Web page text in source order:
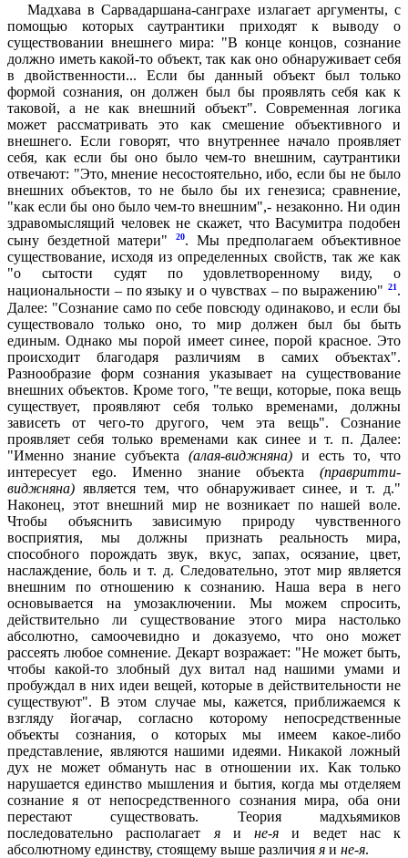
Мадхава в Сарвадаршана-санграхе излагает аргументы, с
помощью которых саутрантики приходят к выводу о
существовании внешнего мира: "В конце концов, сознание
должно иметь какой-то объект, так как оно обнаруживает себя
в двойственности... Если бы данный объект был только
формой сознания, он должен был бы проявлять себя как к
таковой, а не как внешний объект". Современная логика
может рассматривать это как смешение объективного и
внешнего. Если говорят, что внутреннее начало проявляет
себя, как если бы оно было чем-то внешним, саутрантики
отвечают: "Это, мнение несостоятельно, ибо, если бы не было
внешних объектов, то не было бы их генезиса; сравнение,
"как если бы оно было чем-то внешним",- незаконно. Ни один
здравомыслящий человек не скажет, что Васумитра подобен
сыну бездетной матери"
20. Мы предполагаем объективное
существование, исходя из определенных свойств, так же как
"о сытости судят по удовлетворенному виду, о
национальности – по языку и о чувствах – по выражению" 21.
Далее: "Сознание само по себе повсюду одинаково, и если бы
существовало только оно, то мир должен был бы быть
единым. Однако мы порой имеет синее, порой красное. Это
происходит благодаря различиям в самих объектах".
Разнообразие форм сознания указывает на существование
внешних объектов. Кроме того, "те вещи, которые, пока вещь
существует, проявляют себя только временами, должны
зависеть от чего-то другого, чем эта вещь". Сознание
проявляет себя только временами как синее и т. п. Далее:
"Именно знание субъекта (алая-виджняна) и есть то, что
интересует ego. Именно знание объекта (правритти-
виджняна) является тем, что обнаруживает синее, и т. д."
Наконец, этот внешний мир не возникает по нашей воле.
Чтобы объяснить зависимую природу чувственного
восприятия, мы должны признать реальность мира,
способного порождать звук, вкус, запах, осязание, цвет,
наслаждение, боль и т. д. Следовательно, этот мир является
внешним по отношению к сознанию. Наша вера в него
основывается на умозаключении. Мы можем спросить,
действительно ли существование этого мира настолько
абсолютно, самоочевидно и доказуемо, что оно может
рассеять любое сомнение. Декарт возражает: "Не может быть,
чтобы какой-то злобный дух витал над нашими умами и
пробуждал в них идеи вещей, которые в действительности не
существуют". В этом случае мы, кажется, приближаемся к
взгляду йогачар, согласно которому непосредственные
объекты сознания, о которых мы имеем какое-либо
представление, являются нашими идеями. Никакой ложный
дух не может обмануть нас в отношении их. Как только
нарушается единство мышления и бытия, когда мы отделяем
сознание я от непосредственного сознания мира, оба они
перестают существовать. Теория мадхьямиков
последовательно располагает яи не-я и ведет нас к
абсолютному единству, стоящему выше различия я и не-я.